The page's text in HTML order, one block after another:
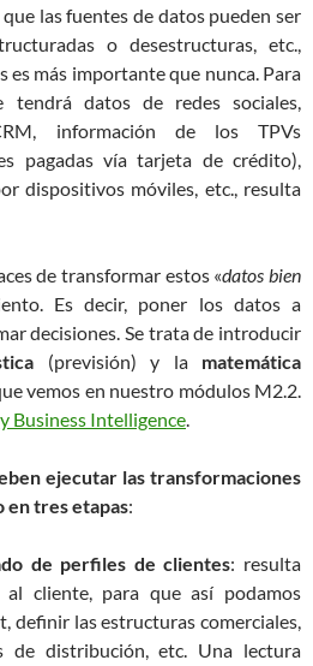
las fuentes de datos pueden ser
o desestructuras, etc.,
es más importante que nunca. Para
tendrá datos de redes sociales,
información de los TPVs
pagadas vía tarjeta de crédito),
dispositivos móviles, etc., resulta
de transformar estos «datos bien
Es decir, poner los datos a
decisiones. Se trata de introducir
(previsión) y la matemática
vemos en nuestro módulos M2.2.
Business Intelligence.
ejecutar las transformaciones
en tres etapas:
de perfiles de clientes: resulta
cliente, para que así podamos
definir las estructuras comerciales,
de distribución, etc. Una lectura